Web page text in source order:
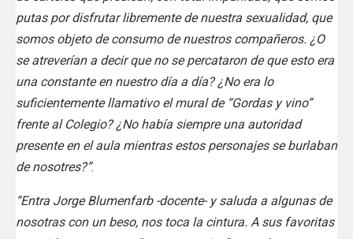
putas por disfrutar libremente de nuestra sexualidad, que
somos objeto de consumo de nuestros compañeros. ¿O
se atreverían a decir que no se percataron de que esto era
una constante en nuestro día a día? ¿No era lo
suficientemente llamativo el mural de “Gordas y vino”
frente al Colegio? ¿No había siempre una autoridad
presente en el aula mientras estos personajes se burlaban
de nosotres?”.
“Entra Jorge Blumenfarb -docente- y saluda a algunas de
nosotras con un beso, nos toca la cintura. A sus favoritas